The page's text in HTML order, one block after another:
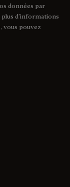
données par
d’informations
vous pouvez